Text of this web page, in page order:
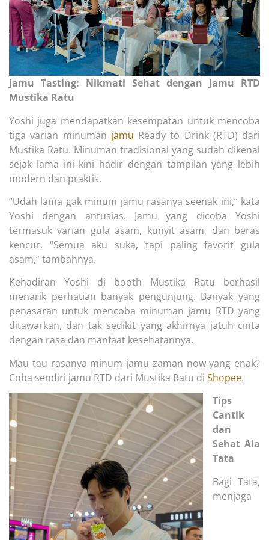
Jamu Tasting: Nikmati Sehat dengan Jamu RTD
Mustika Ratu
Yoshi juga mendapatkan kesempatan untuk mencoba
tiga varian minuman jamu Ready to Drink (RTD) dari
Mustika Ratu. Minuman tradisional yang sudah dikenal
sejak lama ini kini hadir dengan tampilan yang lebih
modern dan praktis.
“Udah lama gak minum jamu rasanya seenak ini,” kata
Yoshi dengan antusias. Jamu yang dicoba Yoshi
termasuk varian gula asam, kunyit asam, dan beras
kencur. “Semua aku suka, tapi paling favorit gula
asam,” tambahnya.
Kehadiran Yoshi di booth Mustika Ratu berhasil
menarik perhatian banyak pengunjung. Banyak yang
penasaran untuk mencoba minuman jamu RTD yang
ditawarkan, dan tak sedikit yang akhirnya jatuh cinta
dengan rasa dan manfaat kesehatannya.
Mau tau rasanya minum jamu zaman now yang enak?
Coba sendiri jamu RTD dari Mustika Ratu di Shopee.
Tips
Cantik
dan
Sehat Ala
Tata
Bagi Tata,
menjaga